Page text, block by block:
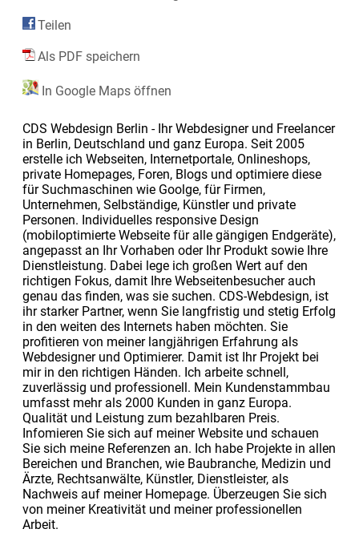
Teilen
Als PDF speichern
In Google Maps öffnen
CDS Webdesign Berlin - Ihr Webdesigner und Freelancer
in Berlin, Deutschland und ganz Europa. Seit 2005
erstelle ich Webseiten, Internetportale, Onlineshops,
private Homepages, Foren, Blogs und optimiere diese
für Suchmaschinen wie Goolge, für Firmen,
Unternehmen, Selbständige, Künstler und private
Personen. Individuelles responsive Design
(mobiloptimierte Webseite für alle gängigen Endgeräte),
angepasst an Ihr Vorhaben oder Ihr Produkt sowie Ihre
Dienstleistung. Dabei lege ich großen Wert auf den
richtigen Fokus, damit Ihre Webseitenbesucher auch
genau das finden, was sie suchen. CDS-Webdesign, ist
ihr starker Partner, wenn Sie langfristig und stetig Erfolg
in den weiten des Internets haben möchten. Sie
profitieren von meiner langjährigen Erfahrung als
Webdesigner und Optimierer. Damit ist Ihr Projekt bei
mir in den richtigen Händen. Ich arbeite schnell,
zuverlässig und professionell. Mein Kundenstammbau
umfasst mehr als 2000 Kunden in ganz Europa.
Qualität und Leistung zum bezahlbaren Preis.
Infomieren Sie sich auf meiner Website und schauen
Sie sich meine Referenzen an. Ich habe Projekte in allen
Bereichen und Branchen, wie Baubranche, Medizin und
Ärzte, Rechtsanwälte, Künstler, Dienstleister, als
Nachweis auf meiner Homepage. Überzeugen Sie sich
von meiner Kreativität und meiner professionellen
Arbeit.